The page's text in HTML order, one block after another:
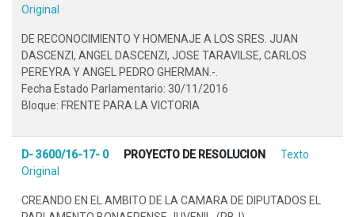
Original
DE RECONOCIMIENTO Y HOMENAJE A LOS SRES. JUAN
DASCENZI, ANGEL DASCENZI, JOSE TARAVILSE, CARLOS
PEREYRA Y ANGEL PEDRO GHERMAN.-.
Fecha Estado Parlamentario: 30/11/2016
Bloque: FRENTE PARA LA VICTORIA
D- 3600/16-17- 0 PROYECTO DE RESOLUCION
Texto
Original
CREANDO EN EL AMBITO DE LA CAMARA DE DIPUTADOS EL